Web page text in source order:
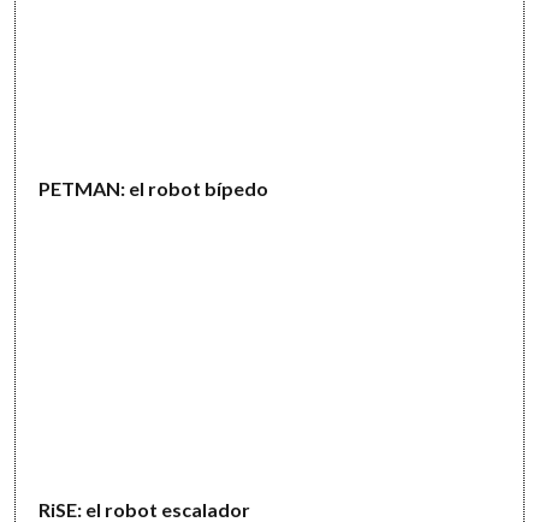
PETMAN: el robot bípedo
RiSE: el robot escalador